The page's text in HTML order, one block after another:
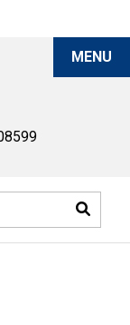
MENU